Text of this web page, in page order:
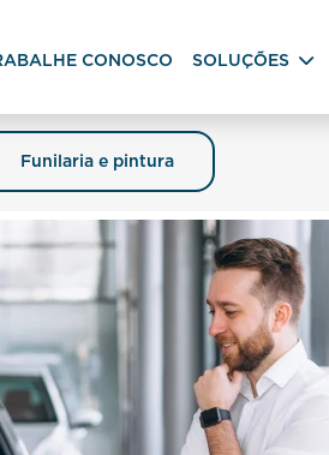
CONOSCO SOLUÇÕES
Funilaria e pintura